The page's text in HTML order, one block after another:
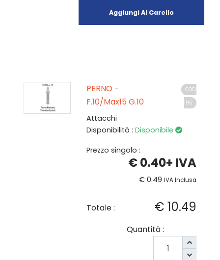
Aggiungi Al Carello
PERNO -
F.10/Max15 G.10
COD.
195
Attacchi
Disponibilità : Disponibile
Prezzo singolo :
€ 0.40+ IVA
€ 0.49 IVA Inclusa
Totale : € 10.49
Quantità :